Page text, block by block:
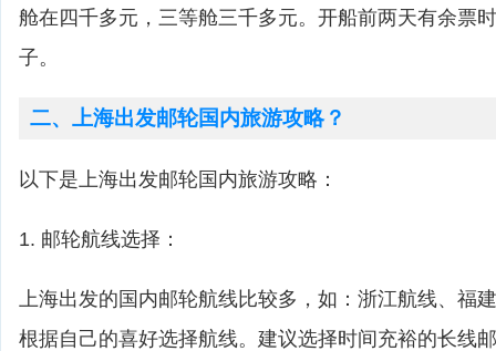
舱在四千多元，三等舱三千多元。开船前两天有余票
子。
二、上海出发邮轮国内旅游攻略？
以下是上海出发邮轮国内旅游攻略：
1. 邮轮航线选择：
上海出发的国内邮轮航线比较多，如：浙江航线、福
根据自己的喜好选择航线。建议选择时间充裕的长线